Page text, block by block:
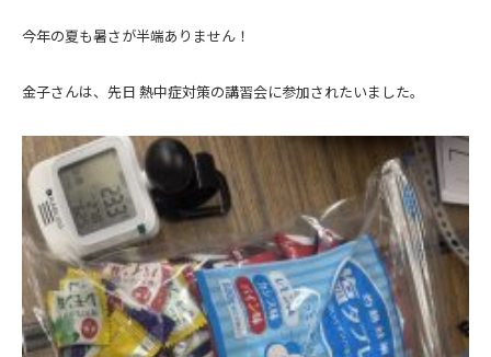
今年の夏も暑さが半端ありません！
金子さんは、先日 熱中症対策の講習会に参加されたいました。